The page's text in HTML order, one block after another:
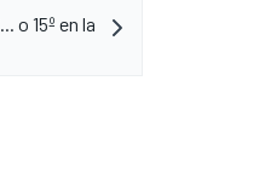
o 15º en la